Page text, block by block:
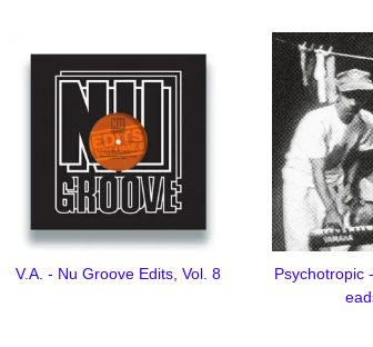
V.A. - Nu Groove Edits, Vol. 8
Psychotropic